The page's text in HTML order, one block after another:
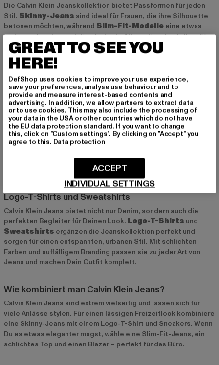
Die Calvin Klein Jeanskollektion bietet Passformen für jeden
Stil. Skinny-Jeans sind ideal für Frauen, die ihre Silhouette
betonen möchten, während Slim-Fit-Modelle eine etwas
lockere, aber dennoch figurbetonte Alternative darstellen. Für
einen entspannten und trendigen Look sind Wide-Leg-Jeans
die perfekte Wahl. Mit einer breiten Auswahl an Waschungen
und Farben findest Du bei Calvin Klein Jeans garantiert das
richtige Modell für Deinen Stil.
Jeansjacken und -röcke
Ergänze Deinen Denim-Look mit einer klassischen
Jeansjackeoder einem modischenJeansrock. Die Jacken
sind vielseitig und können sowohl mit Jeans als auch mit
Note in Deine Garderobe bringen. Beide Teile sind ideal, um
Deine Outfits für verschiedene Anlässe aufzuwerten.
Logo-T-Shirts und Sweatshirts
Calvin Klein Jeans bietet nicht nur Denim, sondern auch die
perfekten Begleiter für Deinen Look. Logo-T-Shirts und
Sweatshirts ergänzen die Jeanskollektion perfekt und
sorgen für einen entspannten, urbanen Stil. Mit schlichten
Farben und auffälligem Branding passen sie zu jeder Art von
Jeans und machen Dein Outfit komplett.
Wie kombiniert man Calvin Klein Jeans?
Calvin Klein Jeans sind extrem vielseitig und lassen sich für
viele Anlässe stylen. Für einen lässigen Freizeitlook kombiniere
eine Skinny-Jeans mit einem Logo-T-Shirt und Sneakers. Wenn
Du es etwas eleganter magst, wähle eine Slim-Fit-Jeans, ein
schlichtes Top und einen Blazer – perfekt für das Büro.
GREAT TO SEE YOU
HERE!
DefShop uses cookies to improve your use experience,
save your preferences, analyse use behaviour and to
provide and measure interest-based contents and
advertising. In addition, we allow partners to extract data
or to use cookies. This may also include the processing of
your data in the USA or other countries which do not have
the EU data protection standard. If you want to change
this, click on "Custom settings". By clicking on "Accept" you
agree to this. Data protection
INDIVIDUAL SETTINGS
ACCEPT